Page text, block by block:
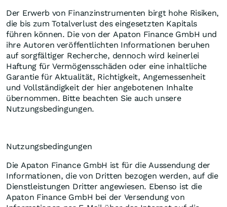
Der Erwerb von Finanzinstrumenten birgt hohe Risiken,
die bis zum Totalverlust des eingesetzten Kapitals
führen können. Die von der Apaton Finance GmbH und
ihre Autoren veröffentlichten Informationen beruhen
auf sorgfältiger Recherche, dennoch wird keinerlei
Haftung für Vermögensschäden oder eine inhaltliche
Garantie für Aktualität, Richtigkeit, Angemessenheit
und Vollständigkeit der hier angebotenen Inhalte
übernommen. Bitte beachten Sie auch unsere
Nutzungsbedingungen.
Nutzungsbedingungen
Die Apaton Finance GmbH ist für die Aussendung der
Informationen, die von Dritten bezogen werden, auf die
Dienstleistungen Dritter angewiesen. Ebenso ist die
Apaton Finance GmbH bei der Versendung von